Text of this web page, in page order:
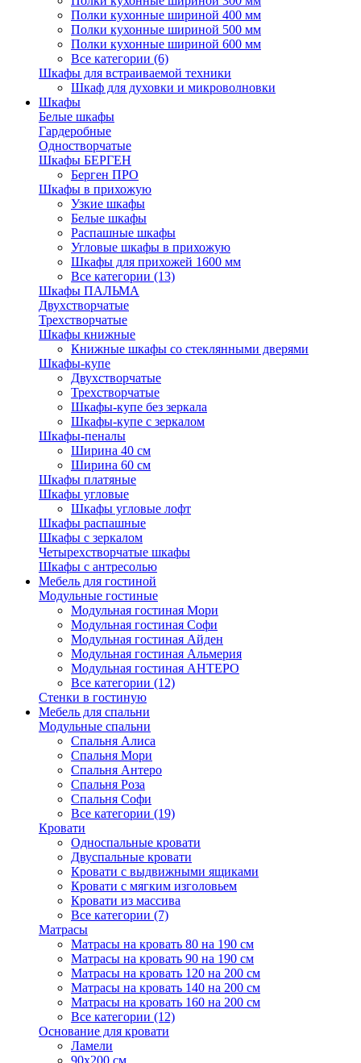
Полки кухонные шириной 400 мм
Полки кухонные шириной 500 мм
Полки кухонные шириной 600 мм
Все категории (6)
Шкафы для встраиваемой техники
Шкаф для духовки и микроволновки
Шкафы
Белые шкафы
Гардеробные
Одностворчатые
Шкафы БЕРГЕН
Берген ПРО
Шкафы в прихожую
Узкие шкафы
Белые шкафы
Распашные шкафы
Угловые шкафы в прихожую
Шкафы для прихожей 1600 мм
Все категории (13)
Шкафы ПАЛЬМА
Двухстворчатые
Трехстворчатые
Шкафы книжные
Книжные шкафы со стеклянными дверями
Шкафы-купе
Двухстворчатые
Трехстворчатые
Шкафы-купе без зеркала
Шкафы-купе с зеркалом
Шкафы-пеналы
Ширина 40 см
Ширина 60 см
Шкафы платяные
Шкафы угловые
Шкафы угловые лофт
Шкафы распашные
Шкафы с зеркалом
Четырехстворчатые шкафы
Шкафы с антресолью
Мебель для гостиной
Модульные гостиные
Модульная гостиная Мори
Модульная гостиная Софи
Модульная гостиная Айден
Модульная гостиная Альмерия
Модульная гостиная АНТЕРО
Все категории (12)
Стенки в гостиную
Мебель для спальни
Модульные спальни
Спальня Алиса
Спальня Мори
Спальня Антеро
Спальня Роза
Спальня Софи
Все категории (19)
Кровати
Односпальные кровати
Двуспальные кровати
Кровати с выдвижными ящиками
Кровати с мягким изголовьем
Кровати из массива
Все категории (7)
Матрасы
Матрасы на кровать 80 на 190 см
Матрасы на кровать 90 на 190 см
Матрасы на кровать 120 на 200 см
Матрасы на кровать 140 на 200 см
Матрасы на кровать 160 на 200 см
Все категории (12)
Основание для кровати
Ламели
90х200 см